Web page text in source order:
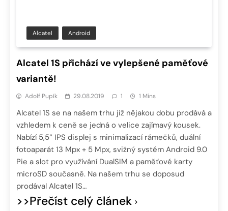
Alcatel Android
Alcatel 1S přichází ve vylepšené paměťové
variantě!
Adolf Pupík 29.08.2019 1 1 Mins
Alcatel 1S se na našem trhu již nějakou dobu prodává a
vzhledem k ceně se jedná o velice zajímavý kousek.
Nabízí 5,5“ IPS displej s minimalizací rámečků, duální
fotoaparát 13 Mpx + 5 Mpx, svižný systém Android 9.0
Pie a slot pro využívání DualSIM a paměťové karty
microSD současně. Na našem trhu se doposud
prodával Alcatel 1S…
>>Přečíst celý článek